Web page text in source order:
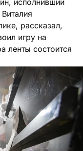
Виталия
рассказал,
игру на
ленты состоится